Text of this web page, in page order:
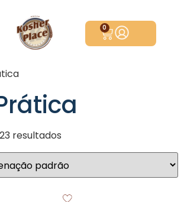
0
resultados